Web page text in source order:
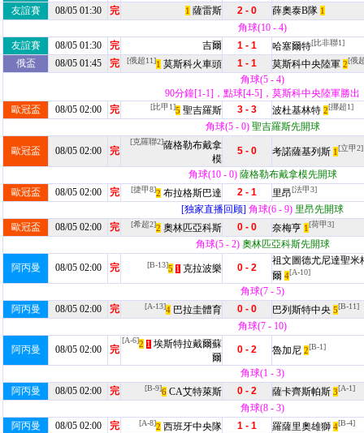
友誼賽 08/05 01:30 完 1 薩雷斯 2 - 0 薛奧泰B隊 1
角球(10 - 4)
友誼賽
08/05 01:30 完 吉爾 1 - 1 哈塞爾特[比非聯1]
俄盃 08/05 01:45 完 [俄超11]1 莫斯科火車頭 1 - 1 莫斯科中央陸軍 2[俄
角球(5 - 4)
90分鐘[1-1]，點球[4-5]，莫斯科中央陸軍勝出
歐冠盃
08/05 02:00 完 [比甲1]5 聖吉羅斯 3 - 3 波杜基林特 2[挪超1]
角球(5 - 0) 聖吉羅斯先開球
歐冠盃 08/05 02:00 完
[克羅聯2]薩格勒布戴拿
模
5 - 0 考諾薩基列斯 1[立甲2]
角球(10 - 0) 薩格勒布戴拿模先開球
歐冠盃
08/05 02:00 完 [捷甲8]2 布拉格斯巴達 2 - 1 里昂[法甲3]
[独家直播回顾] 角球(6 - 9) 里昂先開球
歐冠盃
08/05 02:00 完 [希超2]2 奧林匹亞科斯 0 - 0 奈梅亨 1[荷甲3]
角球(5 - 2) 奧林匹亞科斯先開球
阿丙曼 08/05 02:00 完 [B-13]5 1 克拉波樂 0 - 2
祖文圖德尤尼達聖米
爾 4[A-10]
角球(7 - 5)
阿丙曼
08/05 02:00 完 [A-13]4 巴拉圭體育 0 - 0 巴列斯特中央 5[B-11]
角球(7 - 10)
阿丙曼 08/05 02:00 完
[A-6]2 1 埃斯特拉戴爾蘇
爾
0 - 2 魯加尼 2[B-1]
角球(1 - 3)
阿丙曼
08/05 02:00 完 [B-9]6 CA艾特萊斯 0 - 2 薩卡齊斯帕斯 3[A-1]
角球(8 - 3)
阿丙曼
08/05 02:00 完 [A-8]2 西班牙中央隊 1 - 1 羅薩里奧雄獅 4[B-4]